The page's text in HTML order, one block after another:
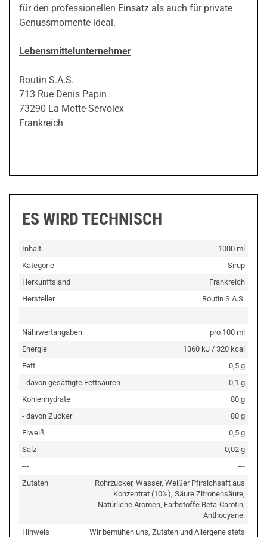
für den professionellen Einsatz als auch für private
Genussmomente ideal.
Lebensmittelunternehmer
Routin S.A.S.
713 Rue Denis Papin
73290 La Motte-Servolex
Frankreich
ES WIRD TECHNISCH
Inhalt
1000 ml
Kategorie
Sirup
Herkunftsland
Frankreich
Hersteller
Routin S.A.S.
---
---
Nährwertangaben
pro 100 ml
Energie
1360 kJ / 320 kcal
Fett
0,5 g
- davon gesättigte Fettsäuren
0,1 g
Kohlenhydrate
80 g
- davon Zucker
80 g
Eiweiß
0,5 g
Salz
0,02 g
---
---
Zutaten
Rohrzucker, Wasser, Weißer Pfirsichsaft aus
Konzentrat (10%), Säure Zitronensäure,
Natürliche Aromen, Farbstoffe Beta-Carotin,
Anthocyane.
Hinweis
Wir bemühen uns, Zutaten und Allergene stets